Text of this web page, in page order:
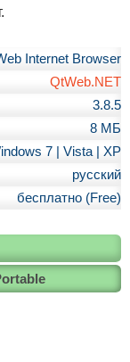
Internet Browser
QtWeb.NET
3.8.5
8 МБ
7 | Vista | XP
русский
бесплатно (Free)